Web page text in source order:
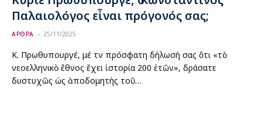
Παλαιολόγος εἶναι πρόγονός σας;
ΑΡΘΡΑ 25/11/2025
Κ. Πρωθυπουργέ, μέ τὴν πρόσφατη δήλωσή σας ὅτι «τὸ
νεοελληνικὸ ἔθνος ἔχει ἱστορία 200 ἐτῶν», δράσατε
δυστυχῶς ὡς ἀποδομητής τοῦ…